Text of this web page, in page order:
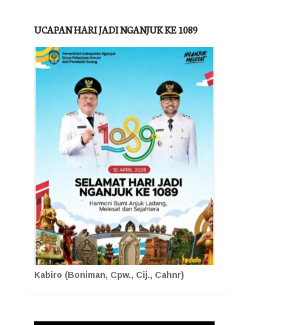
UCAPAN HARI JADI NGANJUK KE 1089
Kabiro (Boniman, Cpw., Cij., Cahnr)